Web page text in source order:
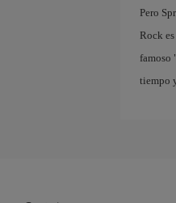
Pero
Rock
famoso
tiempo